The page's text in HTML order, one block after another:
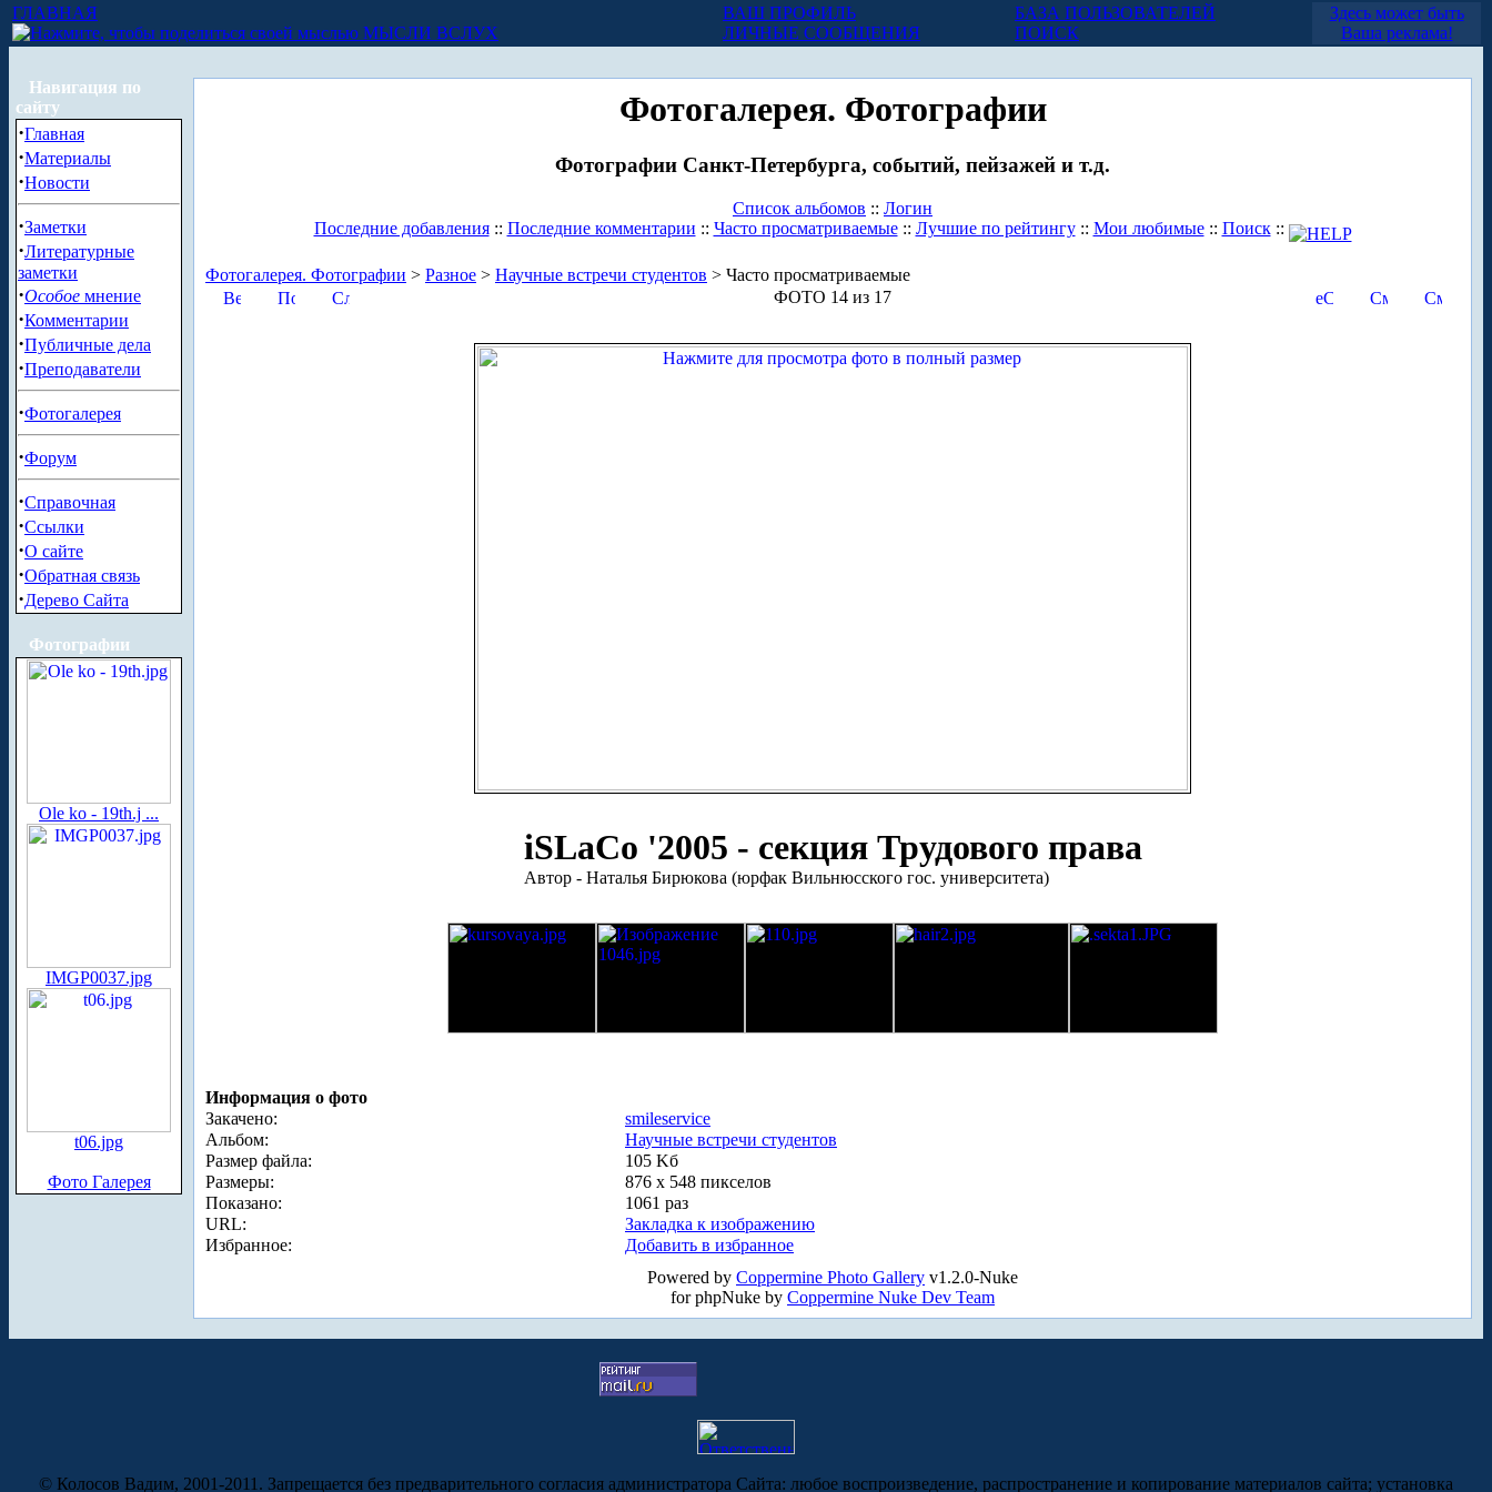
ГЛАВНАЯ
МЫСЛИ ВСЛУХ
ВАШ ПРОФИЛЬ
ЛИЧНЫЕ СООБЩЕНИЯ
БАЗА ПОЛЬЗОВАТЕЛЕЙ
ПОИСК
Здесь может быть
Ваша реклама!
Навигация по
сайту
·Главная
·Материалы
·Новости
·Заметки
·Литературные
заметки
·Особое мнение
·Комментарии
·Публичные дела
·Преподаватели
·Фотогалерея
·Форум
·Справочная
·Ссылки
·О сайте
·Обратная связь
·Дерево Сайта
Фотографии
Ole ko - 19th.j ...
IMGP0037.jpg
t06.jpg
Фото Галерея
Фотогалерея. Фотографии
Фотографии Санкт-Петербурга, событий, пейзажей и т.д.
Список альбомов :: Логин
Последние добавления:: Последние комментарии :: Часто просматриваемые:: Лучшие по рейтингу:: Мои любимые:: Поиск::
Фотогалерея. Фотографии > Разное > Научные встречи студентов > Часто просматриваемые
ФОТО 14 из 17
iSLaCo '2005 - секция Трудового права
Автор - Наталья Бирюкова (юрфак Вильнюсского гос. университета)
Информация о фото
Закачено:
smileservice
Альбом:
Научные встречи студентов
Размер файла:
105 Kб
Размеры:
876 x 548 пикселов
Показано:
1061 раз
URL:
Закладка к изображению
Избранное:
Добавить в избранное
Powered by Coppermine Photo Gallery v1.2.0-Nuke
for phpNuke by Coppermine Nuke Dev Team
© Колосов Вадим, 2001-2011. Запрещается без предварительного согласия администратора Сайта: любое воспроизведение, распространение и копирование материалов сайта; установка